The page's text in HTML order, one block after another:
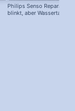
Philips Senso Reparatur:
blinkt, aber Wassertank